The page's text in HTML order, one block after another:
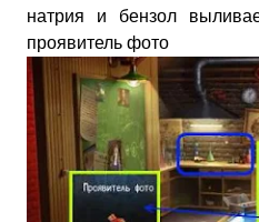
натрия и бензол
проявитель фото